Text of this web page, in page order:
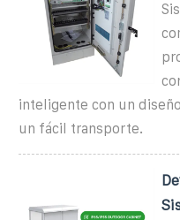
inteligente con un
un fácil transporte.